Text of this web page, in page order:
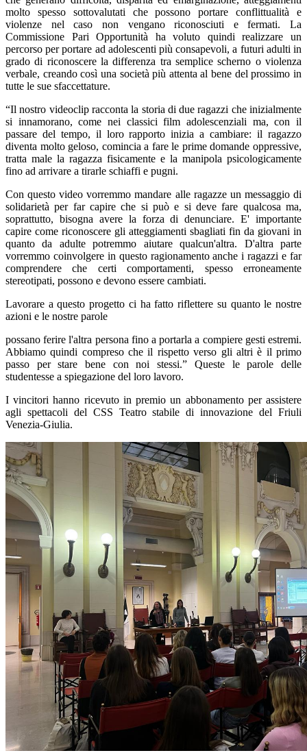
molto spesso sottovalutati che possono portare conflittualità e
violenze nel caso non vengano riconosciuti e fermati. La
Commissione Pari Opportunità ha voluto quindi realizzare un
percorso per portare ad adolescenti più consapevoli, a futuri adulti in
grado di riconoscere la differenza tra semplice scherno o violenza
verbale, creando così una società più attenta al bene del prossimo in
tutte le sue sfaccettature.
“Il nostro videoclip racconta la storia di due ragazzi che inizialmente
si innamorano, come nei classici film adolescenziali ma, con il
passare del tempo, il loro rapporto inizia a cambiare: il ragazzo
diventa molto geloso, comincia a fare le prime domande oppressive,
tratta male la ragazza fisicamente e la manipola psicologicamente
fino ad arrivare a tirarle schiaffi e pugni.
Con questo video vorremmo mandare alle ragazze un messaggio di
solidarietà per far capire che si può e si deve fare qualcosa ma,
soprattutto, bisogna avere la forza di denunciare. E' importante
capire come riconoscere gli atteggiamenti sbagliati fin da giovani in
quanto da adulte potremmo aiutare qualcun'altra. D'altra parte
vorremmo coinvolgere in questo ragionamento anche i ragazzi e far
comprendere che certi comportamenti, spesso erroneamente
stereotipati, possono e devono essere cambiati.
Lavorare a questo progetto ci ha fatto riflettere su quanto le nostre
azioni e le nostre parole
possano ferire l'altra persona fino a portarla a compiere gesti estremi.
Abbiamo quindi compreso che il rispetto verso gli altri è il primo
passo per stare bene con noi stessi.” Queste le parole delle
studentesse a spiegazione del loro lavoro.
I vincitori hanno ricevuto in premio un abbonamento per assistere
agli spettacoli del CSS Teatro stabile di innovazione del Friuli
Venezia-Giulia.